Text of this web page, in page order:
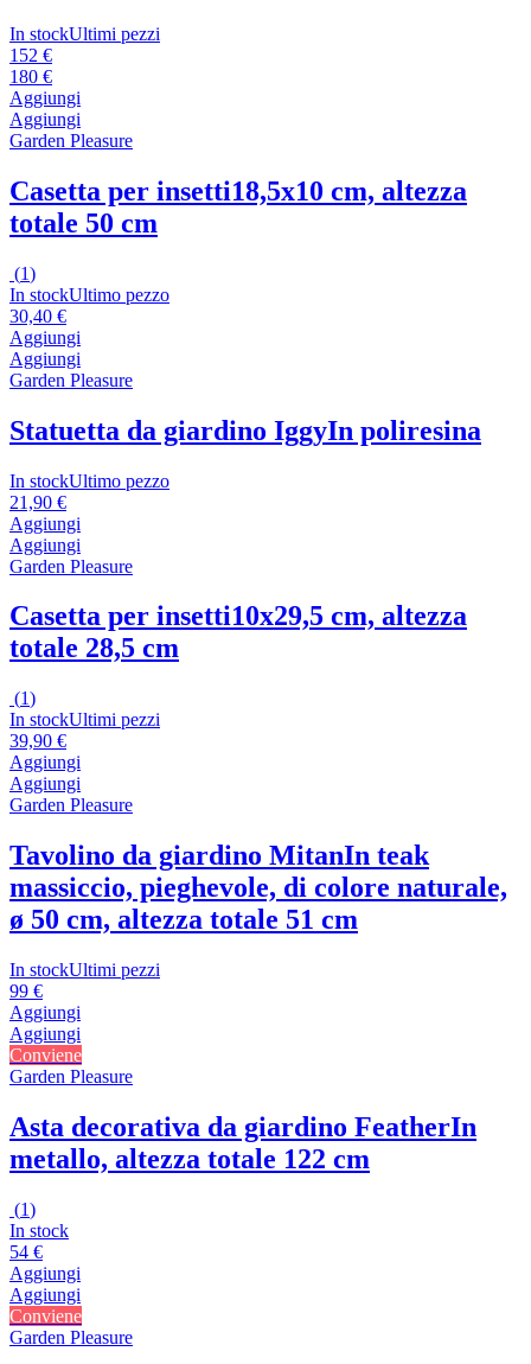
In stockUltimi pezzi
152 €
180 €
Aggiungi
Aggiungi
Garden Pleasure
Casetta per insetti18,5x10 cm, altezza
totale 50 cm
(1)
In stockUltimo pezzo
30,40 €
Aggiungi
Aggiungi
Garden Pleasure
Statuetta da giardino IggyIn poliresina
In stockUltimo pezzo
21,90 €
Aggiungi
Aggiungi
Garden Pleasure
Casetta per insetti10x29,5 cm, altezza
totale 28,5 cm
(1)
In stockUltimi pezzi
39,90 €
Aggiungi
Aggiungi
Garden Pleasure
Tavolino da giardino MitanIn teak
massiccio, pieghevole, di colore naturale,
ø 50 cm, altezza totale 51 cm
In stockUltimi pezzi
99 €
Aggiungi
Aggiungi
Conviene
Garden Pleasure
Asta decorativa da giardino FeatherIn
metallo, altezza totale 122 cm
(1)
In stock
54 €
Aggiungi
Aggiungi
Conviene
Garden Pleasure